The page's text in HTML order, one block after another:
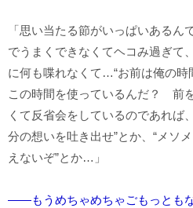
「思い当たる節がいっぱいあるん
でうまくできなくてヘコみ過ぎて
に何も喋れなくて…“お前は俺の時
この時間を使っているんだ？ 前
くて反省会をしているのであれば
分の想いを吐き出せ”とか、“メソ
えないぞ”とか…」
――もうめちゃめちゃごもっともな